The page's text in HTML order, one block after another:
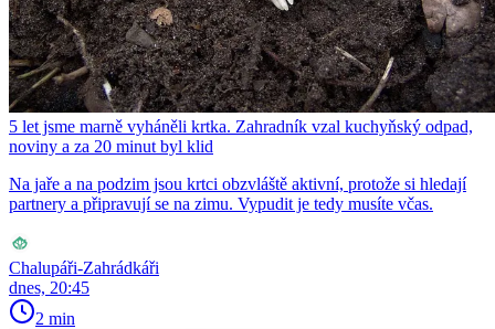
5 let jsme marně vyháněli krtka. Zahradník vzal kuchyňský odpad,
noviny a za 20 minut byl klid
Na jaře a na podzim jsou krtci obzvláště aktivní, protože si hledají
partnery a připravují se na zimu. Vypudit je tedy musíte včas.
Chalupáři-Zahrádkáři
dnes, 20:45
2 min